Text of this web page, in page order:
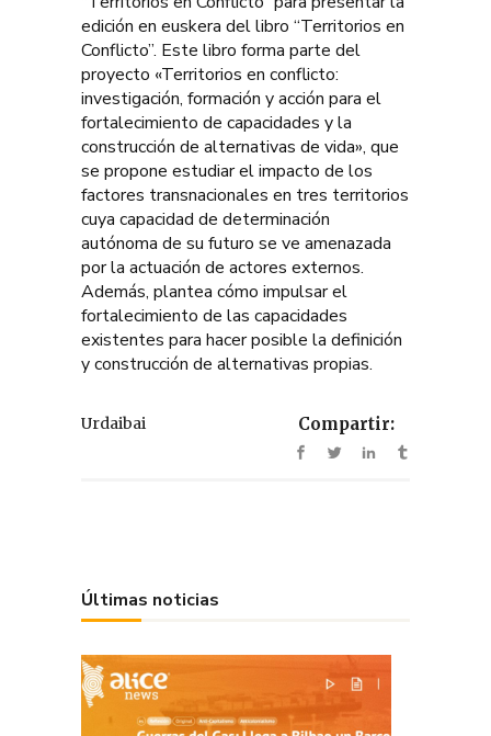
edición en euskera del libro “Territorios en
Conflicto”. Este libro forma parte del
proyecto «Territorios en conflicto:
investigación, formación y acción para el
fortalecimiento de capacidades y la
construcción de alternativas de vida», que
se propone estudiar el impacto de los
factores transnacionales en tres territorios
cuya capacidad de determinación
autónoma de su futuro se ve amenazada
por la actuación de actores externos.
Además, plantea cómo impulsar el
fortalecimiento de las capacidades
existentes para hacer posible la definición
y construcción de alternativas propias.
Urdaibai Compartir:
Últimas noticias